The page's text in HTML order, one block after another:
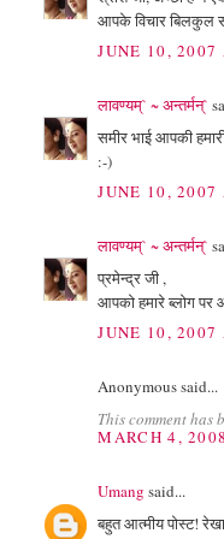
आपके विचार बिलकुल
JUNE 10, 2007
लावण्यम्` ~ अन्तर्मन्`
समीर भाई आपकी
:-)
JUNE 10, 2007
लावण्यम्` ~ अन्तर्मन्`
प्रमेन्द्र जी ,
आपको हमारे ब्लोग
JUNE 10, 2007
Anonymous said...
This comment has
MARCH 4,
Umang said...
बहुत आत्मीय पोस्ट!